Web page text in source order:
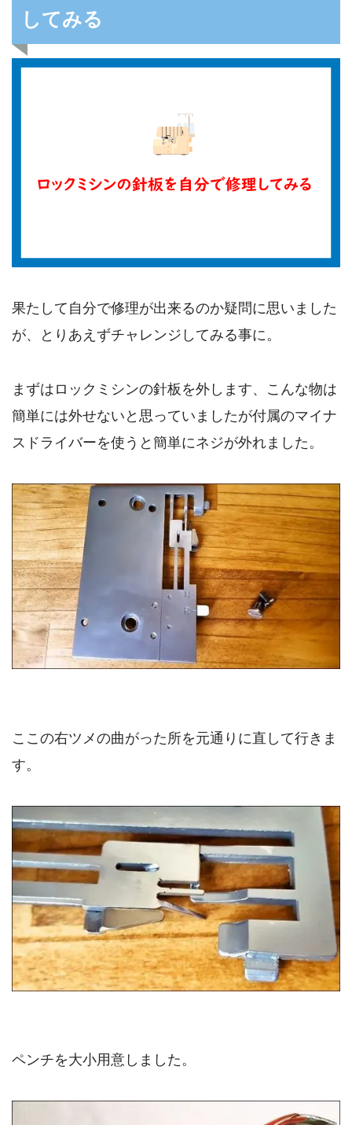
してみる
果たして自分で修理が出来るのか疑問に思いました
が、とりあえずチャレンジしてみる事に。
まずはロックミシンの針板を外します、こんな物は
簡単には外せないと思っていましたが付属のマイナ
スドライバーを使うと簡単にネジが外れました。
ここの右ツメの曲がった所を元通りに直して行きま
す。
ペンチを大小用意しました。